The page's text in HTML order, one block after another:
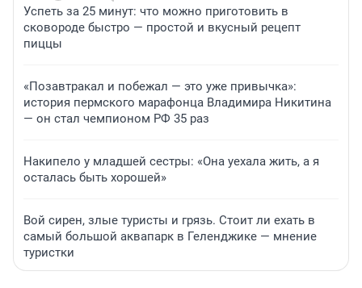
Успеть за 25 минут: что можно приготовить в
сковороде быстро — простой и вкусный рецепт
пиццы
«Позавтракал и побежал — это уже привычка»:
история пермского марафонца Владимира Никитина
— он стал чемпионом РФ 35 раз
Накипело у младшей сестры: «Она уехала жить, а я
осталась быть хорошей»
Вой сирен, злые туристы и грязь. Стоит ли ехать в
самый большой аквапарк в Геленджике — мнение
туристки